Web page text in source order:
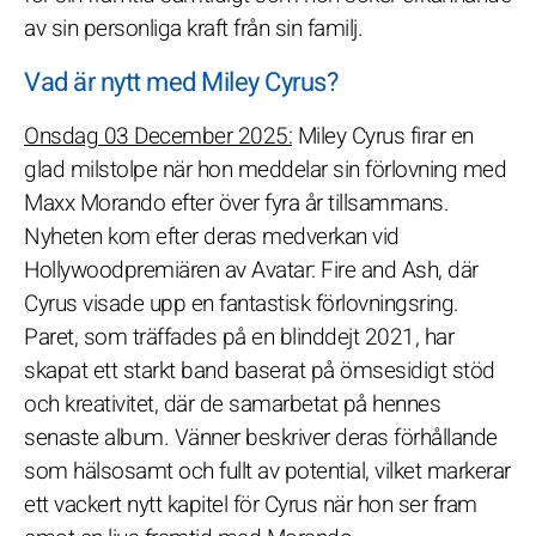
av sin personliga kraft från sin familj.
Vad är nytt med Miley Cyrus?
Onsdag 03 December 2025: Miley Cyrus firar en
glad milstolpe när hon meddelar sin förlovning med
Maxx Morando efter över fyra år tillsammans.
Nyheten kom efter deras medverkan vid
Hollywoodpremiären av Avatar: Fire and Ash, där
Cyrus visade upp en fantastisk förlovningsring.
Paret, som träffades på en blinddejt 2021, har
skapat ett starkt band baserat på ömsesidigt stöd
och kreativitet, där de samarbetat på hennes
senaste album. Vänner beskriver deras förhållande
som hälsosamt och fullt av potential, vilket markerar
ett vackert nytt kapitel för Cyrus när hon ser fram